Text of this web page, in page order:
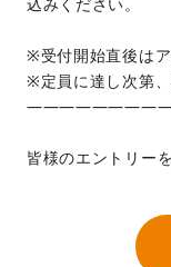
※受付開始直後はア
※定員に達し次第、
皆様のエントリー